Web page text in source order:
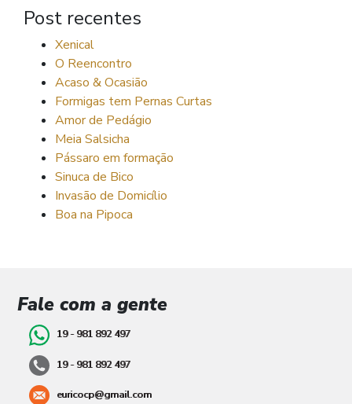
Post recentes
Xenical
O Reencontro
Acaso & Ocasião
Formigas tem Pernas Curtas
Amor de Pedágio
Meia Salsicha
Pássaro em formação
Sinuca de Bico
Invasão de Domicílio
Boa na Pipoca
Fale com a gente
19 - 981 892 497
19 - 981 892 497
euricocp@gmail.com